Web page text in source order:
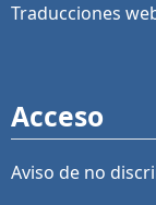
Traducciones
Acceso
Aviso de no